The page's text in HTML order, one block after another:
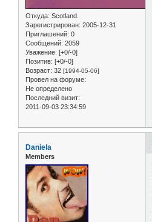
Откуда: Scotland.
Зарегистрирован: 2005-12-31
Приглашений: 0
Сообщений: 2059
Уважение: [+0/-0]
Позитив: [+0/-0]
Возраст: 32 [1994-05-06]
Провел на форуме:
Не определено
Последний визит:
2011-09-03 23:34:59
Daniela
Members